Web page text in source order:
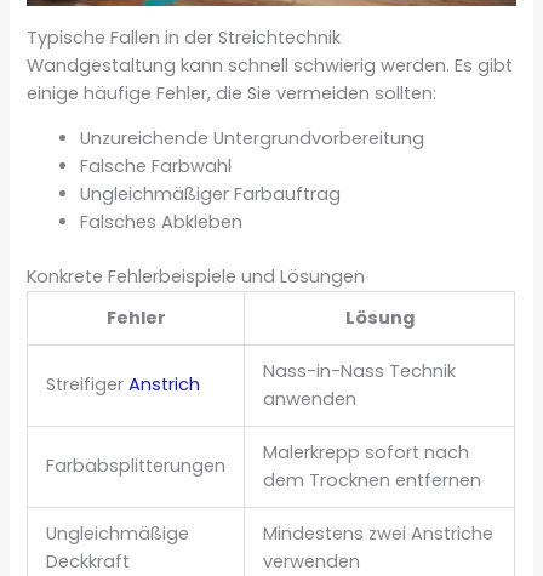
Typische Fallen in der Streichtechnik
Wandgestaltung kann schnell schwierig werden. Es gibt
einige häufige Fehler, die Sie vermeiden sollten:
Unzureichende Untergrundvorbereitung
Falsche Farbwahl
Ungleichmäßiger Farbauftrag
Falsches Abkleben
Konkrete Fehlerbeispiele und Lösungen
Fehler
Lösung
StreifigerAnstrich
Nass-in-Nass Technik
anwenden
Farbabsplitterungen
Malerkrepp sofort nach
dem Trocknen entfernen
Ungleichmäßige
Deckkraft
Mindestens zwei Anstriche
verwenden